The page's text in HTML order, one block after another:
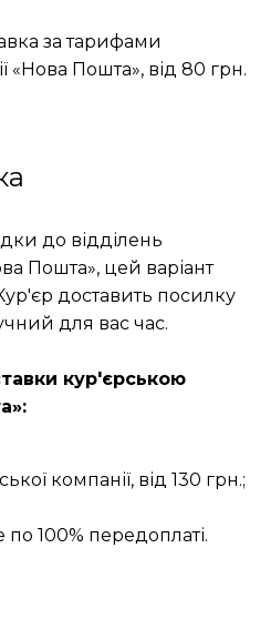
за тарифами
«Нова Пошта», від 80 грн.
до відділень
Пошта», цей варіант
доставить посилку
для вас час.
кур'єрською
компанії, від 130 грн.;
100% передоплаті.